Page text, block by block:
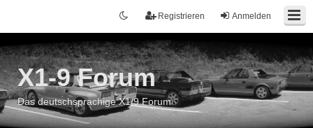
Anmelden
Registrieren
X1-9 Forum
Das deutschsprachige X1/9 Forum